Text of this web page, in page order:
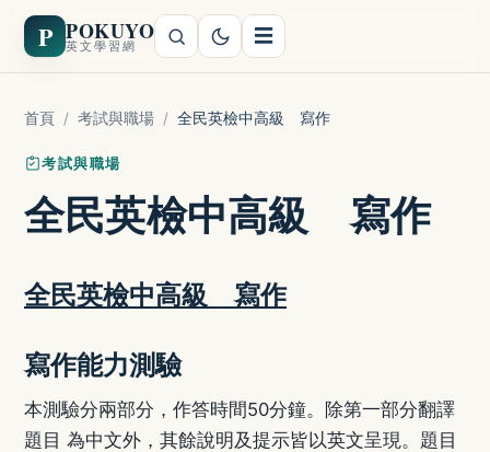
P POKUYO
英文學習網 ☰
首頁 / 考試與職場 / 全民英檢中高級 寫作
考試與職場
全民英檢中高級 寫作
全民英檢中高級 寫作
寫作能力測驗
本測驗分兩部分，作答時間50分鐘。除第一部分翻譯
題目 為中文外，其餘說明及提示皆以英文呈現。題目